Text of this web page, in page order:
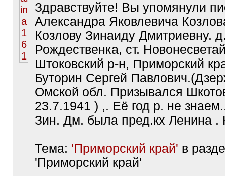
Здравствуйте! Вы упомянули
Александра Яковлевича
Козлову Зинаиду Дмитриевну.
Рождественка, ст.
Штоковский р-н, Приморский
Буторин Сергей
Омской обл. Призывался
23.7.1941 ) ,. Её год р. не
Зин. Дм. была пред.кх Ленина .
Тема: 'Приморский край' в
'Приморский край'